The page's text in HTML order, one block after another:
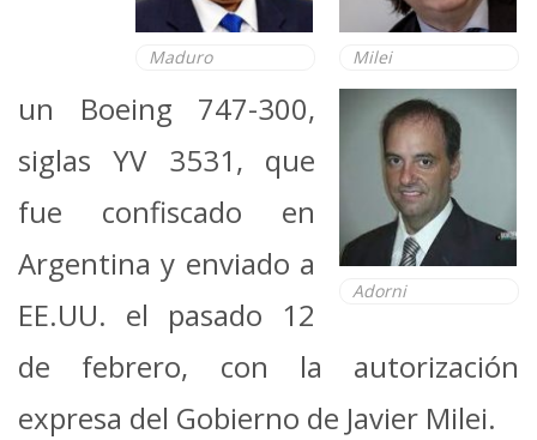
Milei
Maduro
Adorni
un Boeing 747-300,
siglas YV 3531, que
fue confiscado en
Argentina y enviado a
EE.UU. el pasado 12
de febrero, con la autorización
expresa del Gobierno de Javier Milei.